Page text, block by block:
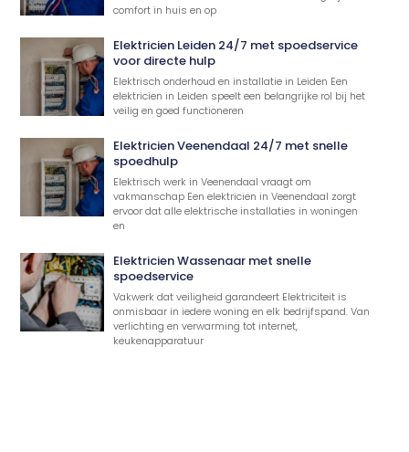
comfort in huis en op
Elektricien Leiden 24/7 met spoedservice
voor directe hulp
Elektrisch onderhoud en installatie in Leiden Een
elektricien in Leiden speelt een belangrijke rol bij het
veilig en goed functioneren
Elektricien Veenendaal 24/7 met snelle
spoedhulp
Elektrisch werk in Veenendaal vraagt om
vakmanschap Een elektricien in Veenendaal zorgt
ervoor dat alle elektrische installaties in woningen
en
Elektricien Wassenaar met snelle
spoedservice
Vakwerk dat veiligheid garandeert Elektriciteit is
onmisbaar in iedere woning en elk bedrijfspand. Van
verlichting en verwarming tot internet,
keukenapparatuur